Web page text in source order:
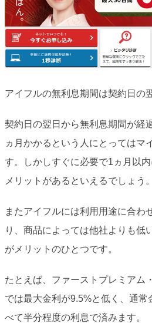
アイフルの無利息期間は契約日の
契約日の翌日から無利息期間が経
ヵ月かかるという人にとってはマ
す。しかしすぐに必要で1ヵ月以
メリットがあるといえるでしょう。
またアイフルには利用用途に合わ
り、商品によっては他社よりも低
がメリットのひとつです。
たとえば、ファーストプレミアム
では最大金利が9.5%と低く、通常
べて半分程度の利息で済みます。